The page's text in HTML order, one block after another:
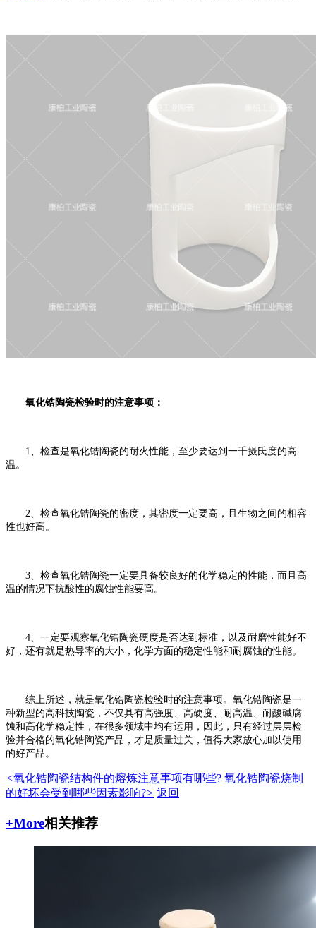
氧化锆陶瓷检验时的注意事项：
1、检查是氧化锆陶瓷的耐火性能，至少要达到一千摄氏度的高
温。
2、检查氧化锆陶瓷的密度，其密度一定要高，且生物之间的相容
性也好高。
3、检查氧化锆陶瓷一定要具备较良好的化学稳定的性能，而且高
温的情况下抗酸性的腐蚀性能要高。
4、一定要观察氧化锆陶瓷硬度是否达到标准，以及耐磨性能好不
好，还有就是热导率的大小，化学方面的稳定性能和耐腐蚀的性能。
综上所述，就是氧化锆陶瓷检验时的注意事项。氧化锆陶瓷是一
种新型的高科技陶瓷，不仅具有高强度、高硬度、耐高温、耐酸碱腐
蚀和高化学稳定性，在很多领域中均有运用，因此，只有经过层层检
验并合格的氧化锆陶瓷产品，才是质量过关，值得大家放心加以使用
的好产品。
<氧化锆陶瓷结构件的熔炼注意事项有哪些? 氧化锆陶瓷烧制
的好坏会受到哪些因素影响?> 返回
+More相关推荐